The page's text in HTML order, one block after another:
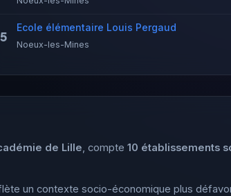
5
Ecole élémentaire Louis Pergaud
Noeux-les-Mines
de Lille, compte 10 établissements
un contexte socio-économique plus